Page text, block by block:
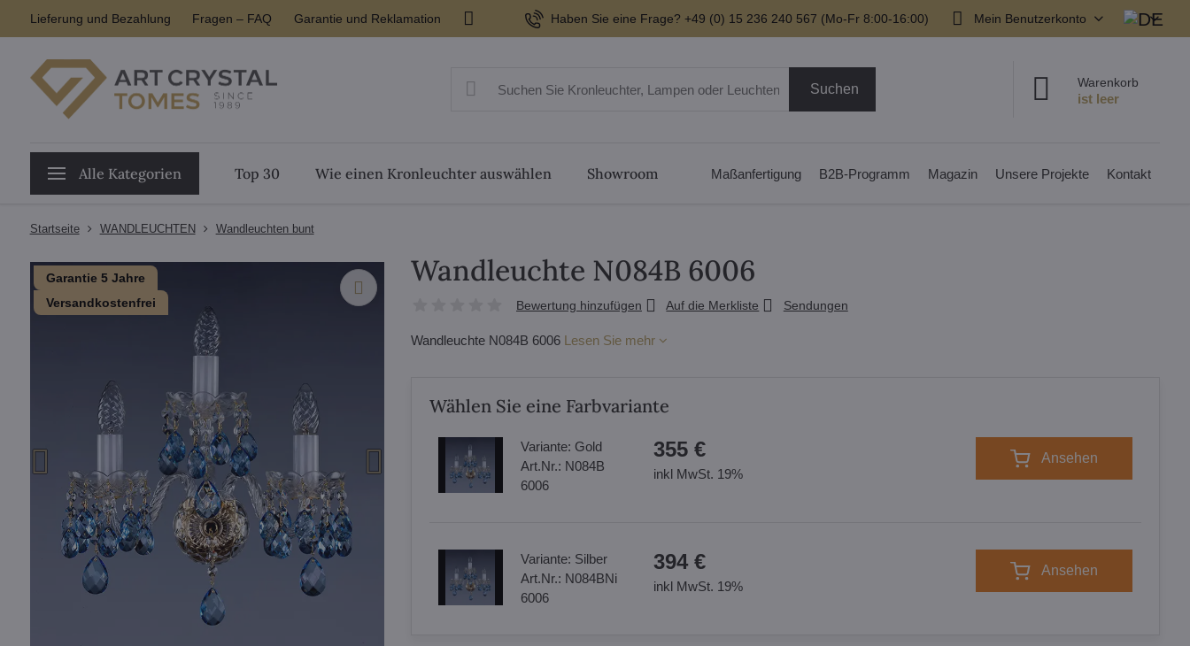
Lieferung und Bezahlung Fragen – FAQ Garantie und Reklamation Haben Sie eine Frage? +49 (0) 15 236 240 567 (Mo-Fr 8:00-16:00) Mein Benutzerkonto
Suchen Warenkorb
Alle Kategorien Top 30 Wie einen Kronleuchter auswählen Showroom Maßanfertigung B2B-Programm Magazin Unsere Projekte Kontakt
Startseite WANDLEUCHTEN Wandleuchten bunt
Garantie 5 Jahre
Versandkostenfrei
Wandleuchte N084B 6006
Bewertung hinzufügen Auf die Merkliste Sendungen
Wandleuchte N084B 6006 Lesen Sie mehr
Wählen Sie eine Farbvariante
Variante: Gold
Art.Nr.: N084B
6006
355 €
inkl MwSt. 19%
Ansehen
Variante: Silber
Art.Nr.: N084BNi
6006
394 €
inkl MwSt. 19%
Ansehen